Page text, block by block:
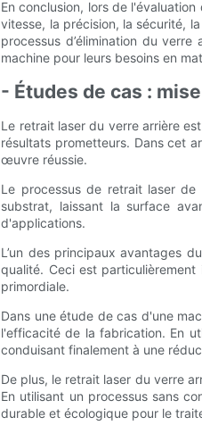
En conclusion, lors de
vitesse, la précision, la sécurité,
processus d’élimination du
machine pour leurs besoins en
- Études de cas :
Le retrait laser du verre arrière
résultats prometteurs. Dans cet
œuvre réussie.
Le processus de retrait laser
substrat, laissant la surface
d'applications.
L’un des principaux avantages
qualité. Ceci est
primordiale.
Dans une étude de cas d'une
l'efficacité de la fabrication. En
conduisant finalement à une
De plus, le retrait laser du verre
En utilisant un processus sans
durable et écologique pour le